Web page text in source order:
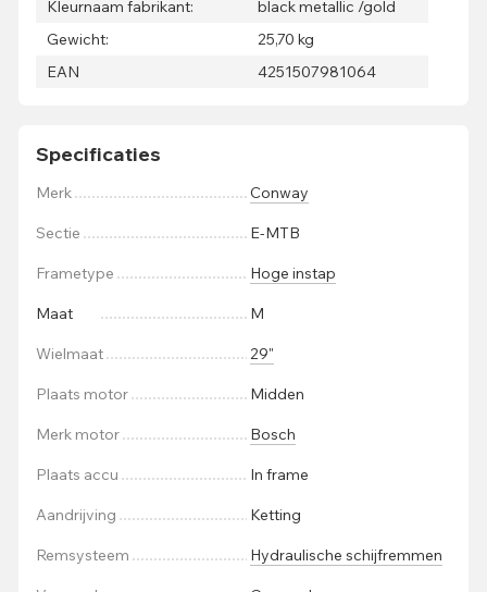
Kleurnaam fabrikant:
black metallic /gold
Gewicht:
25,70 kg
EAN
4251507981064
Specificaties
Merk Conway
Sectie E-MTB
Frametype Hoge instap
Maat M
Wielmaat 29"
Plaats motor Midden
Merk motor Bosch
Plaats accu In frame
Aandrijving Ketting
Remsysteem Hydraulische schijfremmen